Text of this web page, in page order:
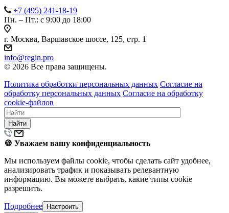
+7 (495) 241-18-19
Пн. – Пт.: с 9:00 до 18:00
г. Москва, Варшавское шоссе, 125, стр. 1
info@regin.pro
© 2026 Все права защищены.
Политика обработки персональных данных Согласие на
обработку персональных данных Согласие на обработку
cookie-файлов
Найти
🍪 Уважаем вашу конфиденциальность
Мы используем файлы cookie, чтобы сделать сайт удобнее,
анализировать трафик и показывать релевантную
информацию. Вы можете выбрать, какие типы cookie
разрешить.
Подробнее
Настроить